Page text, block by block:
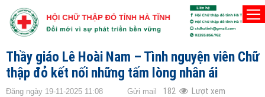
TRANG CHỦ NGƯỜI TỐT - VIỆC THIỆN
Thầy giáo Lê Hoài Nam – Tình nguyện viên Chữ
thập đỏ kết nối những tấm lòng nhân ái
Đăng ngày 19-11-2025 11:08 Gửi mail 182 Lượt xem